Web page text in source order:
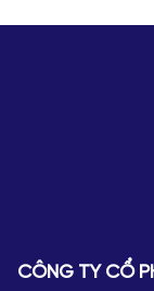
CÔNG TY CỔ